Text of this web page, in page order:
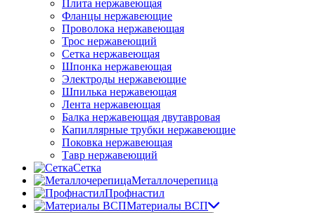
Плита нержавеющая
Фланцы нержавеющие
Проволока нержавеющая
Трос нержавеющий
Сетка нержавеющая
Шпонка нержавеющая
Электроды нержавеющие
Шпилька нержавеющая
Лента нержавеющая
Балка нержавеющая двутавровая
Капиллярные трубки нержавеющие
Поковка нержавеющая
Тавр нержавеющий
Сетка
Металлочерепица
Профнастил
Материалы ВСП